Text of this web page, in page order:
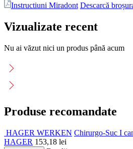
Instructiuni Miradont Descarcă
Vizualizate recent
Nu ai văzut nici un produs până acum
Produse recomandate
HAGER WERKEN Chirurgo-Suc I
HAGER 153,18 lei